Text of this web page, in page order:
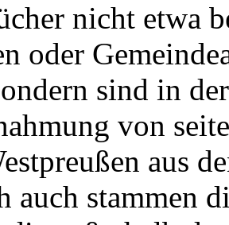
nicht etwa
oder
sind in
von
aus
auch stammen